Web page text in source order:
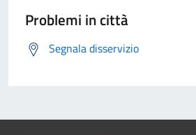
Problemi in città
Segnala disservizio